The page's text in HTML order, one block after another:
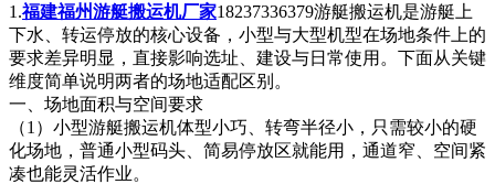
1.福建福州游艇搬运机厂家18237336379游艇搬运机是游艇上
下水、转运停放的核心设备，小型与大型机型在场地条件上的
要求差异明显，直接影响选址、建设与日常使用。下面从关键
维度简单说明两者的场地适配区别。
一、场地面积与空间要求
（1）小型游艇搬运机体型小巧、转弯半径小，只需较小的硬
化场地，普通小型码头、简易停放区就能用，通道窄、空间紧
凑也能灵活作业。